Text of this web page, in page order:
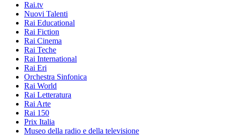
Rai.tv
Nuovi Talenti
Rai Educational
Rai Fiction
Rai Cinema
Rai Teche
Rai International
Rai Eri
Orchestra Sinfonica
Rai World
Rai Letteratura
Rai Arte
Rai 150
Prix Italia
Museo della radio e della televisione